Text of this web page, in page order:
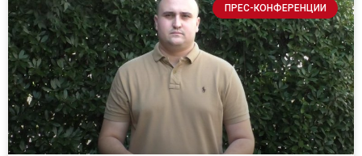
ПРЕС-КОНФЕРЕНЦИИ